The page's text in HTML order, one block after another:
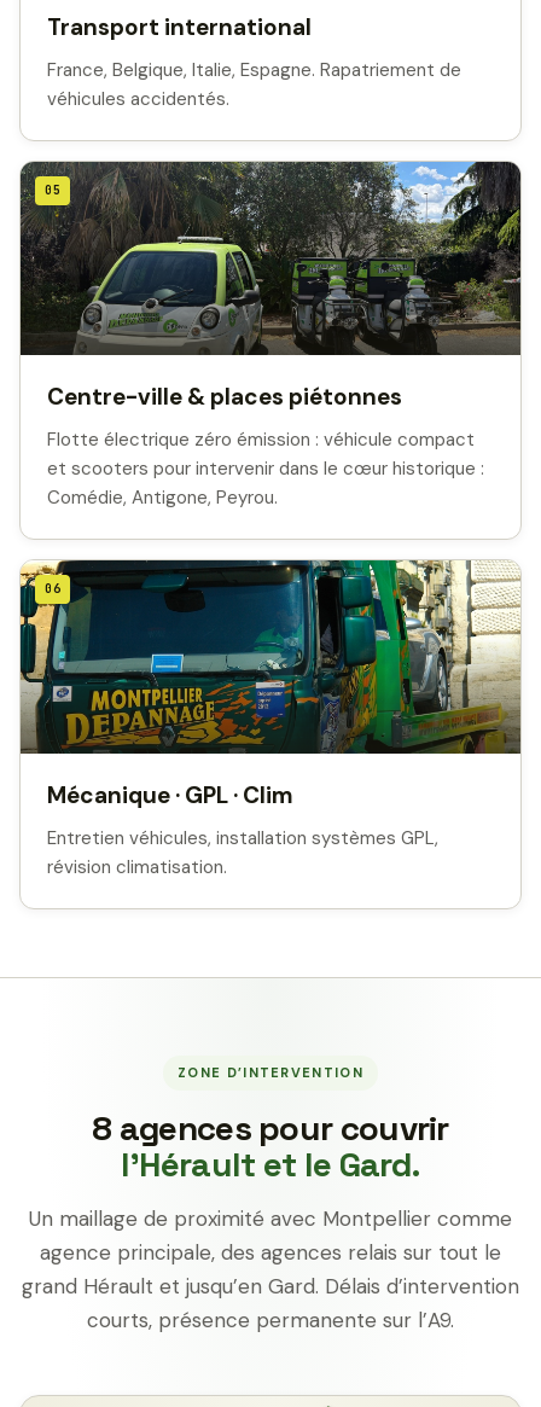
Transport international
France, Belgique, Italie, Espagne. Rapatriement de
véhicules accidentés.
05
Centre-ville & places piétonnes
Flotte électrique zéro émission : véhicule compact
et scooters pour intervenir dans le cœur historique :
Comédie, Antigone, Peyrou.
06
Mécanique · GPL · Clim
Entretien véhicules, installation systèmes GPL,
révision climatisation.
ZONE D’INTERVENTION
8 agences pour couvrir
l’Hérault et le Gard.
Un maillage de proximité avec Montpellier comme
agence principale, des agences relais sur tout le
grand Hérault et jusqu’en Gard. Délais d’intervention
courts, présence permanente sur l’A9.